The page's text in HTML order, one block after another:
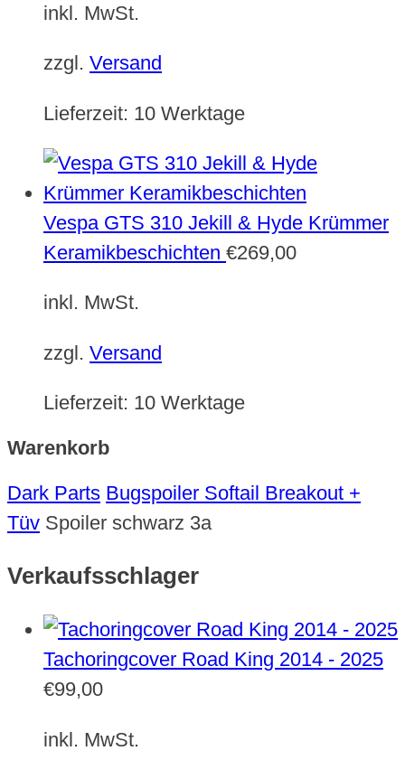
inkl. MwSt.
zzgl. Versand
Lieferzeit: 10 Werktage
Vespa GTS 310 Jekill & Hyde Krümmer
Keramikbeschichten €269,00
inkl. MwSt.
zzgl. Versand
Lieferzeit: 10 Werktage
Warenkorb
Dark Parts Bugspoiler Softail Breakout +
Tüv Spoiler schwarz 3a
Verkaufsschlager
Tachoringcover Road King 2014 - 2025
€99,00
inkl. MwSt.